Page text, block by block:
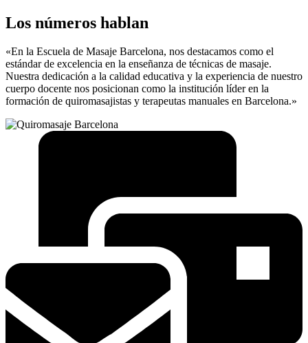
Los números hablan
«En la Escuela de Masaje Barcelona, nos destacamos como el
estándar de excelencia en la enseñanza de técnicas de masaje.
Nuestra dedicación a la calidad educativa y la experiencia de nuestro
cuerpo docente nos posicionan como la institución líder en la
formación de quiromasajistas y terapeutas manuales en Barcelona.»